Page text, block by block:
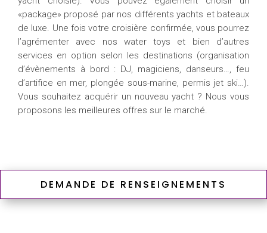
«package» proposé par nos différents yachts et bateaux
de luxe. Une fois votre croisière confirmée, vous pourrez
l’agrémenter avec nos water toys et bien d’autres
services en option selon les destinations (organisation
d’évènements à bord : DJ, magiciens, danseurs…, feu
d’artifice en mer, plongée sous-marine, permis jet ski…).
Vous souhaitez acquérir un nouveau yacht ? Nous vous
proposons les meilleures offres sur le marché.
DEMANDE DE RENSEIGNEMENTS